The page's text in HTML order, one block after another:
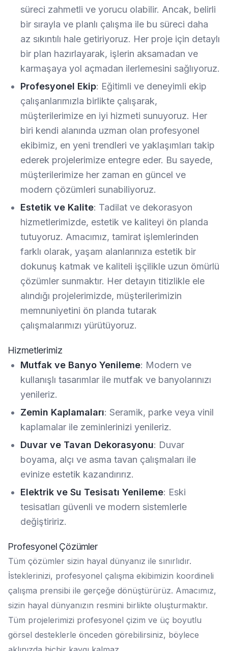
süreci zahmetli ve yorucu olabilir. Ancak, belirli
bir sırayla ve planlı çalışma ile bu süreci daha
az sıkıntılı hale getiriyoruz. Her proje için detaylı
bir plan hazırlayarak, işlerin aksamadan ve
karmaşaya yol açmadan ilerlemesini sağlıyoruz.
Profesyonel Ekip: Eğitimli ve deneyimli ekip
çalışanlarımızla birlikte çalışarak,
müşterilerimize en iyi hizmeti sunuyoruz. Her
biri kendi alanında uzman olan profesyonel
ekibimiz, en yeni trendleri ve yaklaşımları takip
ederek projelerimize entegre eder. Bu sayede,
müşterilerimize her zaman en güncel ve
modern çözümleri sunabiliyoruz.
Estetik ve Kalite: Tadilat ve dekorasyon
hizmetlerimizde, estetik ve kaliteyi ön planda
tutuyoruz. Amacımız, tamirat işlemlerinden
farklı olarak, yaşam alanlarınıza estetik bir
dokunuş katmak ve kaliteli işçilikle uzun ömürlü
çözümler sunmaktır. Her detayın titizlikle ele
alındığı projelerimizde, müşterilerimizin
memnuniyetini ön planda tutarak
çalışmalarımızı yürütüyoruz.
Hizmetlerimiz
Mutfak ve Banyo Yenileme: Modern ve
kullanışlı tasarımlar ile mutfak ve banyolarınızı
yenileriz.
Zemin Kaplamaları: Seramik, parke veya vinil
kaplamalar ile zeminlerinizi yenileriz.
Duvar ve Tavan Dekorasyonu: Duvar
boyama, alçı ve asma tavan çalışmaları ile
evinize estetik kazandırırız.
Elektrik ve Su Tesisatı Yenileme: Eski
tesisatları güvenli ve modern sistemlerle
değiştiririz.
Profesyonel Çözümler
Tüm çözümler sizin hayal dünyanız ile sınırlıdır.
İsteklerinizi, profesyonel çalışma ekibimizin koordineli
çalışma prensibi ile gerçeğe dönüştürürüz. Amacımız,
sizin hayal dünyanızın resmini birlikte oluşturmaktır.
Tüm projelerimizi profesyonel çizim ve üç boyutlu
görsel desteklerle önceden görebilirsiniz, böylece